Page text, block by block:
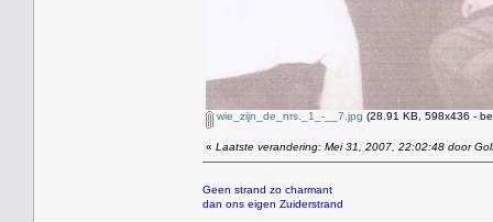
wie_zijn_de_nrs._1_-__7.jpg (28.91 KB, 598x436 -
« Laatste verandering: Mei 31, 2007, 22:02:48 door
Geen strand zo charmant
dan ons eigen Zuiderstrand